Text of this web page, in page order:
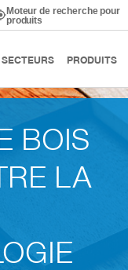
Moteur de recherche pour
produits
SECTEURS PRODUITS
de machineset
BOIS
LA